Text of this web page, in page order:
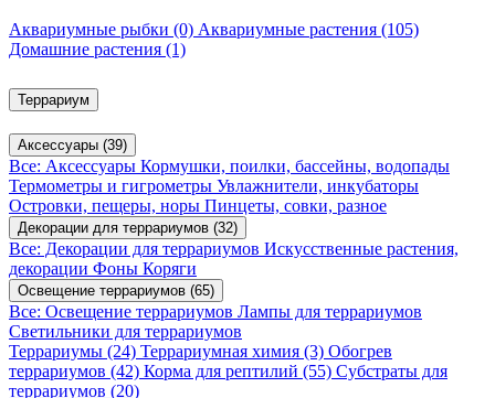
Аквариумные рыбки (0) Аквариумные растения (105)
Домашние растения (1)
Террариум
Аксессуары (39)
Все: Аксессуары Кормушки, поилки, бассейны, водопады
Термометры и гигрометры Увлажнители, инкубаторы
Островки, пещеры, норы Пинцеты, совки, разное
Декорации для террариумов (32)
Все: Декорации для террариумов Искусственные растения,
декорации Фоны Коряги
Освещение террариумов (65)
Все: Освещение террариумов Лампы для террариумов
Светильники для террариумов
Террариумы (24) Террариумная химия (3) Обогрев
террариумов (42) Корма для рептилий (55) Субстраты для
террариумов (20)